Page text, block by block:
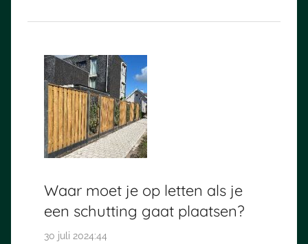
Waar moet je op letten als je
een schutting gaat plaatsen?
30 juli 2024:44